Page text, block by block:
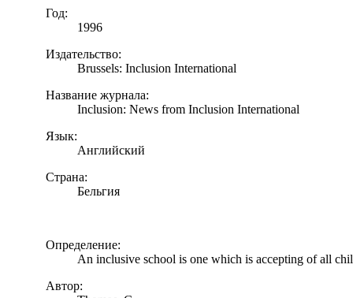
Год:
1996
Издательство:
Brussels: Inclusion International
Название журнала:
Inclusion: News from Inclusion International
Язык:
Английский
Страна:
Бельгия
Определение:
An inclusive school is one which is accepting of all
Автор: